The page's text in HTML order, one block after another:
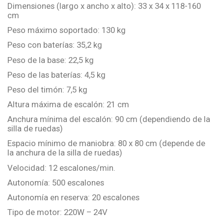
Dimensiones (largo x ancho x alto): 33 x 34 x 118-160
cm
Peso máximo soportado: 130 kg
Peso con baterías: 35,2 kg
Peso de la base: 22,5 kg
Peso de las baterías: 4,5 kg
Peso del timón: 7,5 kg
Altura máxima de escalón: 21 cm
Anchura mínima del escalón: 90 cm (dependiendo de la
silla de ruedas)
Espacio mínimo de maniobra: 80 x 80 cm (depende de
la anchura de la silla de ruedas)
Velocidad: 12 escalones/min.
Autonomía: 500 escalones
Autonomía en reserva: 20 escalones
Tipo de motor: 220W – 24V